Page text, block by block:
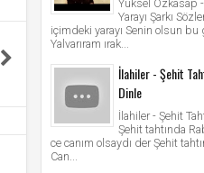
Yüksel Özkasap
Yarayı Şarkı
içimdeki yarayı Senin olsun bu
Yalvarıram ırak...
İlahiler - Şehit
Dinle
İlahiler - Şehit
Şehit tahtında
ce canım olsaydı der Şehit
Can...